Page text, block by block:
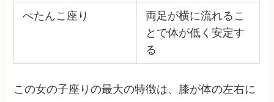
ぺたんこ座り
両足が横に流れるこ
とで体が低く安定す
る
この女の子座りの最大の特徴は、膝が体の左右に